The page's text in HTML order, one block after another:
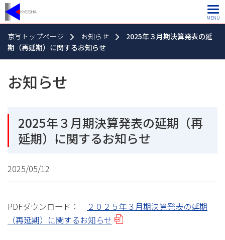
京写トップページ お知らせ
2025年３月期決算発表の延
期（再延期）に関するお知らせ
お知らせ
2025年３月期決算発表の延期（再
延期）に関するお知らせ
2025/05/12
PDFダウンロード：
２０２５年３月期決算発表の延期
（再延期）に関するお知らせ
MENU